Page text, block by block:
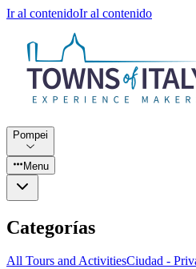
Ir al contenidoIr al contenido
Pompei
Menu
Categorías
All Tours and ActivitiesCiudad -